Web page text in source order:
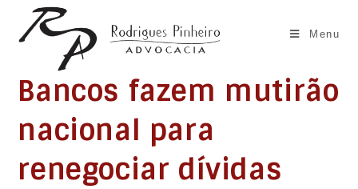
Menu
Bancos fazem mutirão
nacional para
renegociar dívidas